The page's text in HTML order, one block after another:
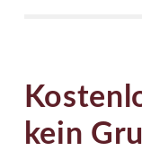
kein